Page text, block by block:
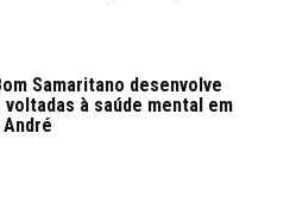
Samaritano desenvolve
voltadas à saúde mental em